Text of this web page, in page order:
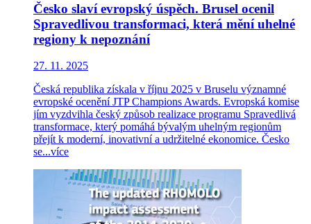
Česko slaví evropský úspěch. Brusel ocenil
Spravedlivou transformaci, která mění uhelné
regiony k nepoznání
27. 11. 2025
Česká republika získala v říjnu 2025 v Bruselu významné
evropské ocenění JTP Champions Awards. Evropská komise
jím vyzdvihla český způsob realizace programu Spravedlivá
transformace, který pomáhá bývalým uhelným regionům
přejít k moderní, inovativní a udržitelné ekonomice. Česko
se...více